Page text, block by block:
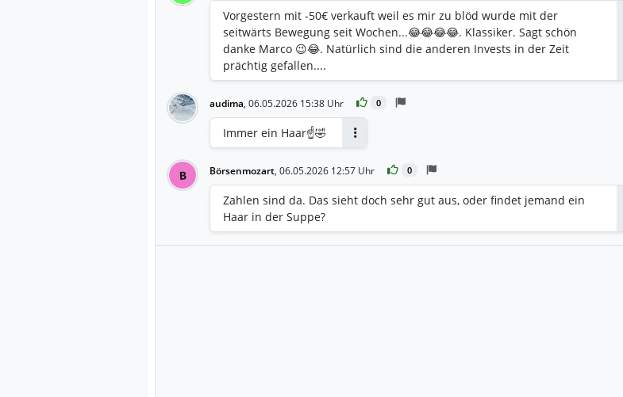
Vorgestern mit -50€ verkauft weil es mir zu blöd wurde mit der
seitwärts Bewegung seit Wochen...😂😂😂😂. Klassiker. Sagt schön
danke Marco 😉😂. Natürlich sind die anderen Invests in der Zeit
prächtig gefallen....
audima, 06.05.2026 15:38 Uhr 0
Immer ein Haar☝️🤣
B Börsenmozart, 06.05.2026 12:57 Uhr 0
Zahlen sind da. Das sieht doch sehr gut aus, oder findet jemand ein
Haar in der Suppe?